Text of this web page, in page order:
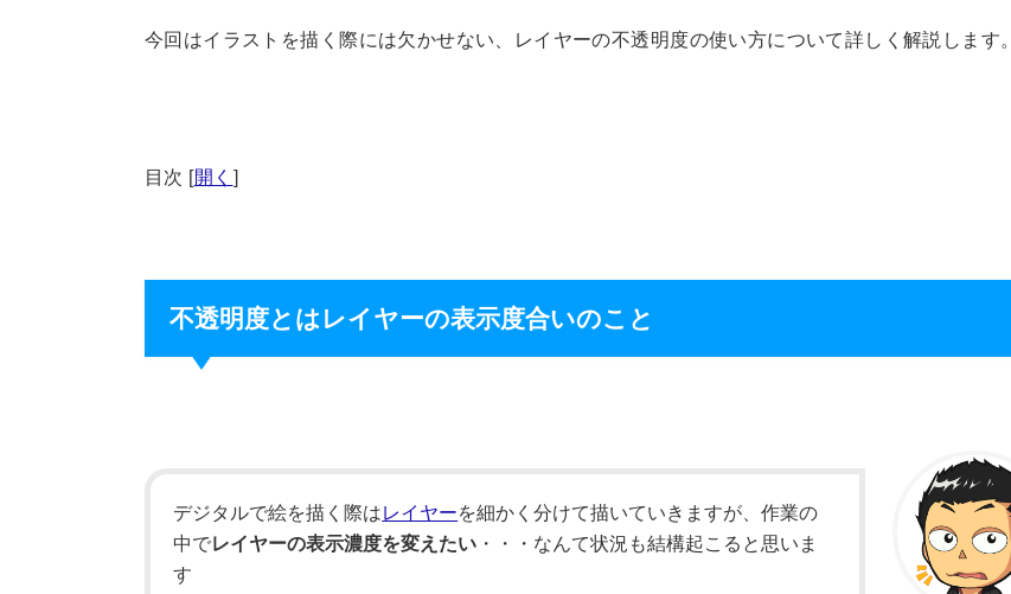
今回はイラストを描く際には欠かせない、レイヤーの不透明度の使い方について詳しく解説します。
目次 [開く ]
不透明度とはレイヤーの表示度合いのこと
デジタルで絵を描く際はレイヤーを細かく分けて描いていきますが、作業の
中でレイヤーの表示濃度を変えたい ・・・なんて状況も結構起こると思いま
す